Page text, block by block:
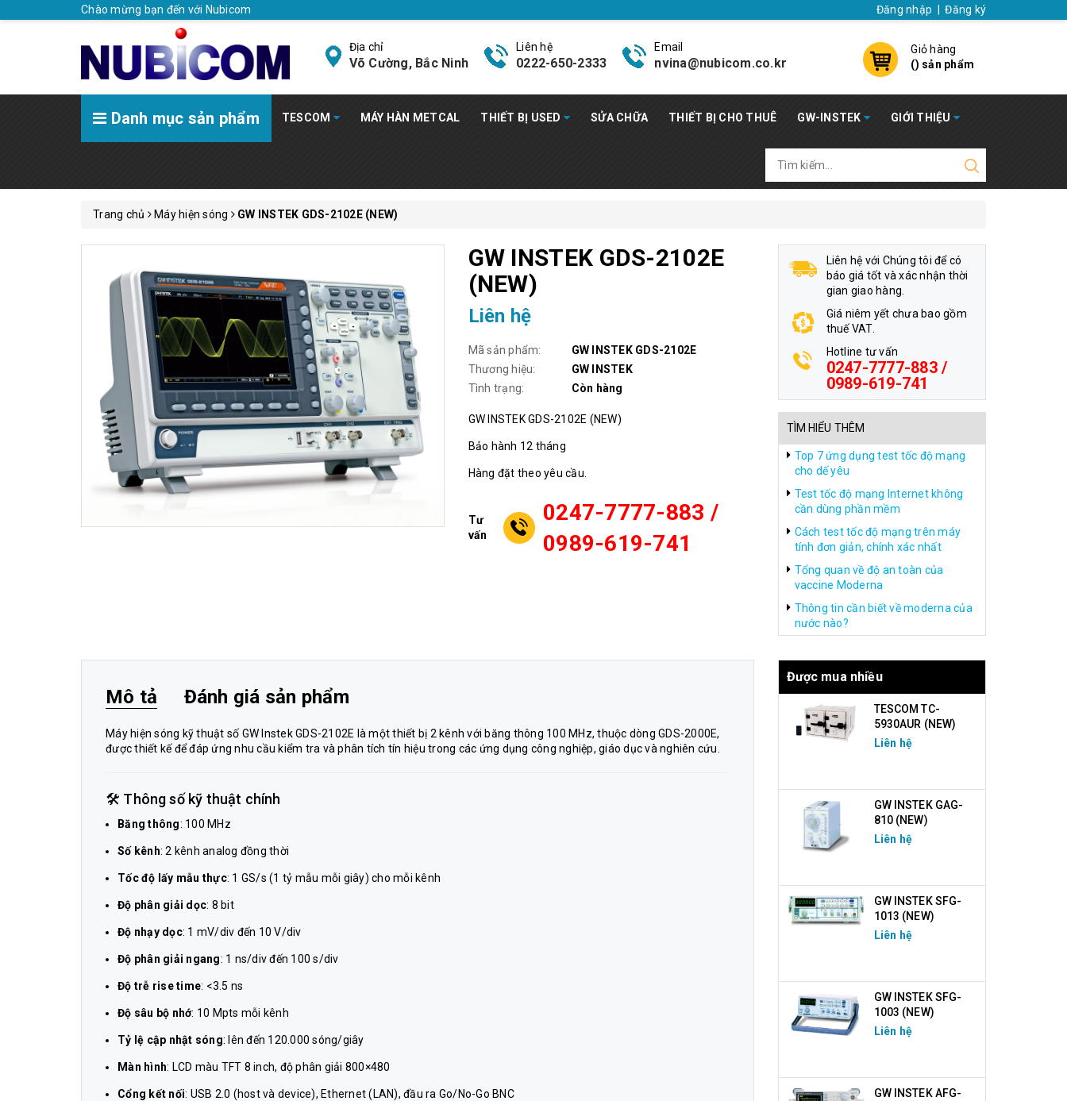
Chào mừng bạn đến với Nubicom Đăng nhập Đăng ký
Địa chỉ
Võ Cường, Bắc Ninh
Liên hệ
0222-650-2333
Email
nvina@nubicom.co.kr
Giỏ hàng
() sản phẩm
Danh mục sản phẩm TESCOM MÁY HÀN METCAL THIẾT BỊ USED SỬA CHỮA THIẾT BỊ CHO THUÊ GW-INSTEK GIỚI THIỆU
Trang chủ Máy hiện sóng GW INSTEK GDS-2102E (NEW)
GW INSTEK GDS-2102E
(NEW)
Liên hệ
Mã sản phẩm:
GW INSTEK GDS-2102E
Thương hiệu:
GW INSTEK
Tình trạng:
Còn hàng
GW INSTEK GDS-2102E (NEW)
Bảo hành 12 tháng
Hàng đặt theo yêu cầu.
Tư
vấn
0247-7777-883 /
0989-619-741
Liên hệ với Chúng tôi để có
báo giá tốt và xác nhận thời
gian giao hàng.
Giá niêm yết chưa bao gồm
thuế VAT.
Hotline tư vấn
0247-7777-883 /
0989-619-741
TÌM HIỂU THÊM
Top 7 ứng dụng test tốc độ mạng
cho dế yêu
Test tốc độ mạng Internet không
cần dùng phần mềm
Cách test tốc độ mạng trên máy
tính đơn giản, chính xác nhất
Tổng quan về độ an toàn của
vaccine Moderna
Thông tin cần biết về moderna của
nước nào?
Mô tả Đánh giá sản phẩm
Máy hiện sóng kỹ thuật số GW Instek GDS-2102E là một thiết bị 2 kênh với băng thông 100 MHz, thuộc dòng GDS-2000E,
được thiết kế để đáp ứng nhu cầu kiểm tra và phân tích tín hiệu trong các ứng dụng công nghiệp, giáo dục và nghiên cứu.
🛠 Thông số kỹ thuật chính
Băng thông: 100 MHz
Số kênh: 2 kênh analog đồng thời
Tốc độ lấy mẫu thực: 1 GS/s (1 tỷ mẫu mỗi giây) cho mỗi kênh
Độ phân giải dọc: 8 bit
Độ nhạy dọc: 1 mV/div đến 10 V/div
Độ phân giải ngang: 1 ns/div đến 100 s/div
Độ trễ rise time: <3.5 ns
Độ sâu bộ nhớ: 10 Mpts mỗi kênh
Tỷ lệ cập nhật sóng: lên đến 120.000 sóng/giây
Màn hình: LCD màu TFT 8 inch, độ phân giải 800×480
Cổng kết nối: USB 2.0 (host và device), Ethernet (LAN), đầu ra Go/No-Go BNC
Được mua nhiều
TESCOM TC-
5930AUR (NEW)
Liên hệ
GW INSTEK GAG-
810 (NEW)
Liên hệ
GW INSTEK SFG-
1013 (NEW)
Liên hệ
GW INSTEK SFG-
1003 (NEW)
Liên hệ
GW INSTEK AFG-